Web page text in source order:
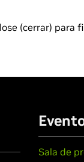
(cerrar) para
Sala de